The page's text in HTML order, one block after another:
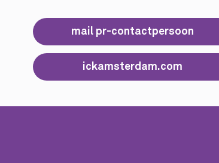
mail pr-contactpersoon
ickamsterdam.com